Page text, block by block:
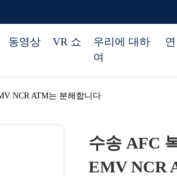
동영상 VR 쇼
우리에 대하
여
NCR ATM는 분해합니다
수송 AFC
EMV NCR